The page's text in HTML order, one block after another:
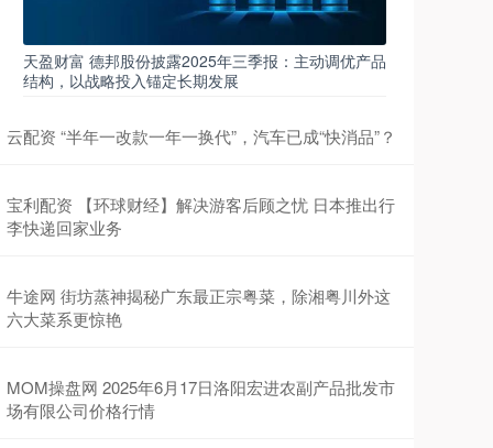
天盈财富 德邦股份披露2025年三季报：主动调优产品
结构，以战略投入锚定长期发展
云配资 “半年一改款一年一换代”，汽车已成“快消品”？
宝利配资 【环球财经】解决游客后顾之忧 日本推出行
李快递回家业务
牛途网 街坊蒸神揭秘广东最正宗粤菜，除湘粤川外这
六大菜系更惊艳
MOM操盘网 2025年6月17日洛阳宏进农副产品批发市
场有限公司价格行情